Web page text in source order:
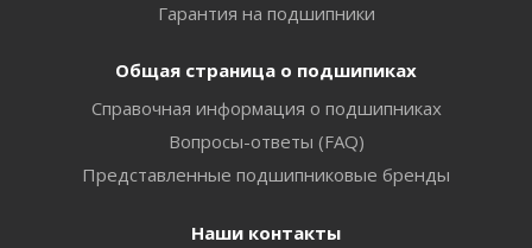
Гарантия на подшипники
Общая страница о подшипиках
Справочная информация о подшипниках
Вопросы-ответы (FAQ)
Представленные подшипниковые бренды
Наши контакты